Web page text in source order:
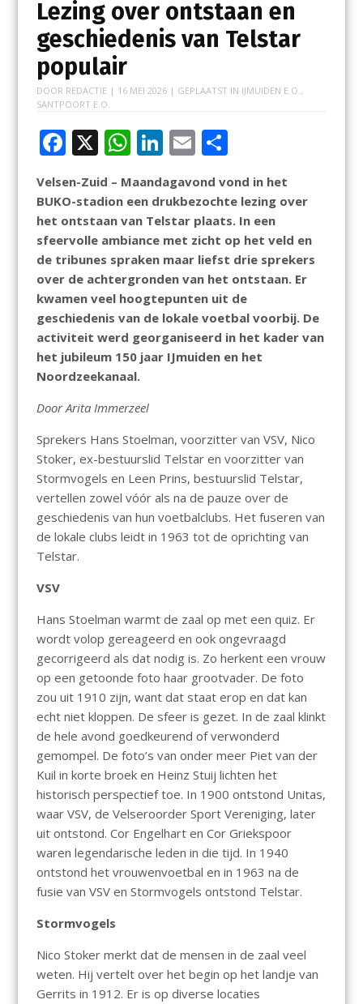
Lezing over ontstaan en
geschiedenis van Telstar
populair
DOOR REDACTIE | 16 MEI 2026| GEPLAATST IN IJMUIDEN E.O. ,
SANTPOORT E.O.
F
e
b
o
o
k
X W
at
s
A
p
p
Li
k
e
dI
n
E
m
ai
l
D
el
e
n
Velsen-Zuid – Maandagavond vond in het
BUKO-stadion een drukbezochte lezing over
het ontstaan van Telstar plaats. In een
sfeervolle ambiance met zicht op het veld en
de tribunes spraken maar liefst drie sprekers
over de achtergronden van het ontstaan. Er
kwamen veel hoogtepunten uit de
geschiedenis van de lokale voetbal voorbij. De
activiteit werd georganiseerd in het kader van
het jubileum 150 jaar IJmuiden en het
Noordzeekanaal.
Door Arita Immerzeel
Sprekers Hans Stoelman, voorzitter van VSV, Nico
Stoker, ex-bestuurslid Telstar en voorzitter van
Stormvogels en Leen Prins, bestuurslid Telstar,
vertellen zowel vóór als na de pauze over de
geschiedenis van hun voetbalclubs. Het fuseren van
de lokale clubs leidt in 1963 tot de oprichting van
Telstar.
VSV
Hans Stoelman warmt de zaal op met een quiz. Er
wordt volop gereageerd en ook ongevraagd
gecorrigeerd als dat nodig is. Zo herkent een vrouw
op een getoonde foto haar grootvader. De foto
zou uit 1910 zijn, want dat staat erop en dat kan
echt niet kloppen. De sfeer is gezet. In de zaal klinkt
de hele avond goedkeurend of verwonderd
gemompel. De foto’s van onder meer Piet van der
Kuil in korte broek en Heinz Stuij lichten het
historisch perspectief toe. In 1900 ontstond Unitas,
waar VSV, de Velseroorder Sport Vereniging, later
uit ontstond. Cor Engelhart en Cor Griekspoor
waren legendarische leden in die tijd. In 1940
ontstond het vrouwenvoetbal en in 1963 na de
fusie van VSV en Stormvogels ontstond Telstar.
Stormvogels
Nico Stoker merkt dat de mensen in de zaal veel
weten. Hij vertelt over het begin op het landje van
Gerrits in 1912. Er is op diverse locaties